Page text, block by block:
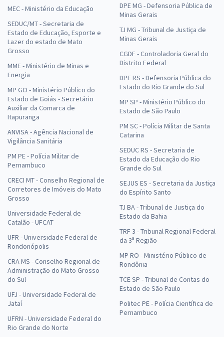
MEC - Ministério da Educação
SEDUC/MT - Secretaria de
Estado de Educação, Esporte e
Lazer do estado de Mato
Grosso
MME - Ministério de Minas e
Energia
MP GO - Ministério Público do
Estado de Goiás - Secretário
Auxiliar da Comarca de
Itapuranga
ANVISA - Agência Nacional de
Vigilância Sanitária
PM PE - Polícia Militar de
Pernambuco
CRECI MT - Conselho Regional de
Corretores de Imóveis do Mato
Grosso
Universidade Federal de
Catalão - UFCAT
UFR - Universidade Federal de
Rondonópolis
CRA MS - Conselho Regional de
Administração do Mato Grosso
do Sul
UFJ - Universidade Federal de
Jataí
UFRN - Universidade Federal do
Rio Grande do Norte
DPE MG - Defensoria Pública de
Minas Gerais
TJ MG - Tribunal de Justiça de
Minas Gerais
CGDF - Controladoria Geral do
Distrito Federal
DPE RS - Defensoria Pública do
Estado do Rio Grande do Sul
MP SP - Ministério Público do
Estado de São Paulo
PM SC - Polícia Militar de Santa
Catarina
SEDUC RS - Secretaria de
Estado da Educação do Rio
Grande do Sul
SEJUS ES - Secretaria da Justiça
do Espírito Santo
TJ BA - Tribunal de Justiça do
Estado da Bahia
TRF 3 - Tribunal Regional Federal
da 3ª Região
MP RO - Ministério Público de
Rondônia
TCE SP - Tribunal de Contas do
Estado de São Paulo
Politec PE - Polícia Científica de
Pernambuco